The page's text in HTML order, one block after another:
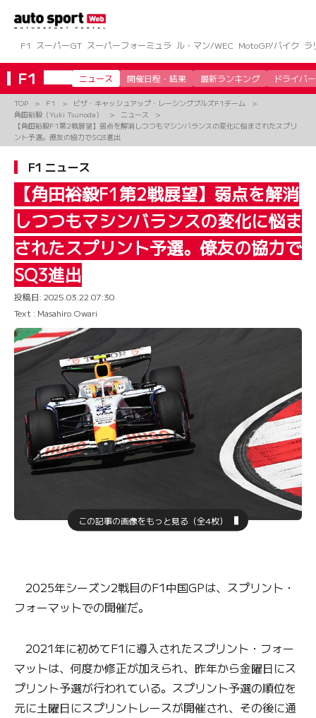
ツ
へ
ス
キ
F1 スーパーGT スーパーフォーミュラ ル・マン/WEC MotoGP/バイク ラ
F1 ニュース 開催日程・結果 最新ランキング ドライバー
TOP F1
ビザ・キャッシュアップ・レーシングブルズF1チーム
角田裕毅（Yuki Tsunoda）
ニュース
【角田裕毅F1第2戦展望】弱点を解消しつつもマシンバランスの変化に悩まされたスプリ
ント予選。僚友の協力でSQ3進出
F1 ニュース
【角田裕毅F1第2戦展望】弱点を解消
しつつもマシンバランスの変化に悩ま
されたスプリント予選。僚友の協力で
SQ3進出
投稿日: 2025.03.22 07:30
Text : Masahiro Owari
この記事の画像をもっと見る（全4枚）
2025年シーズン2戦目のF1中国GPは、スプリント・
フォーマットでの開催だ。
2021年に初めてF1に導入されたスプリント・フォー
マットは、何度か修正が加えられ、昨年から金曜日にス
プリント予選が行われている。スプリント予選の順位を
元に土曜日にスプリントレースが開催され、その後に通